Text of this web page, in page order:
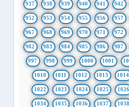
937 938 939 940 941 942
952 953 954 955 956 957
967 968 969 970 971 972
982 983 984 985 986 987
997 998 999 1000 1001
1010 1011 1012 1013 1014
1022 1023 1024 1025 1026
1034 1035 1036 1037 1038